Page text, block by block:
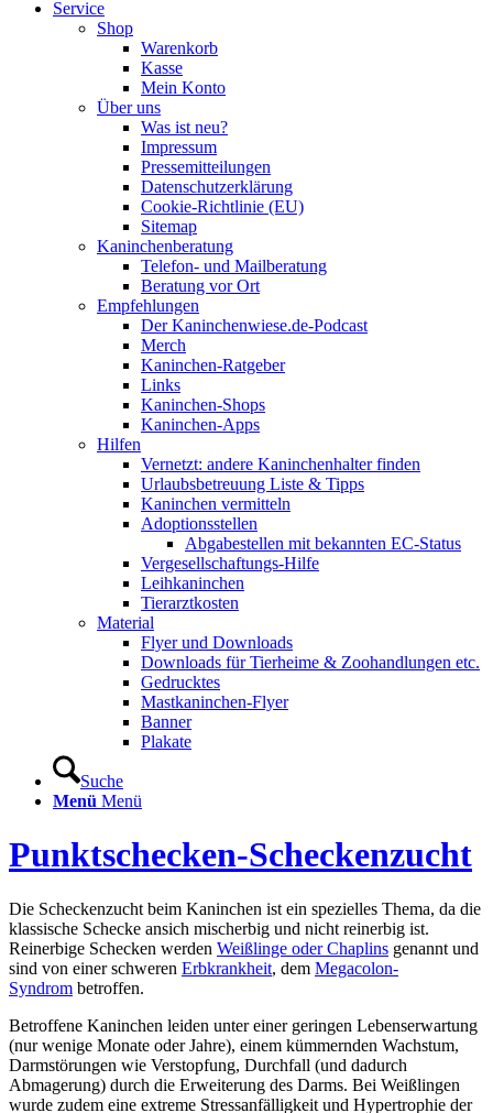
Service
Shop
Warenkorb
Kasse
Mein Konto
Über uns
Was ist neu?
Impressum
Pressemitteilungen
Datenschutzerklärung
Cookie-Richtlinie (EU)
Sitemap
Kaninchenberatung
Telefon- und Mailberatung
Beratung vor Ort
Empfehlungen
Der Kaninchenwiese.de-Podcast
Merch
Kaninchen-Ratgeber
Links
Kaninchen-Shops
Kaninchen-Apps
Hilfen
Vernetzt: andere Kaninchenhalter finden
Urlaubsbetreuung Liste & Tipps
Kaninchen vermitteln
Adoptionsstellen
Abgabestellen mit bekannten EC-Status
Vergesellschaftungs-Hilfe
Leihkaninchen
Tierarztkosten
Material
Flyer und Downloads
Downloads für Tierheime & Zoohandlungen etc.
Gedrucktes
Mastkaninchen-Flyer
Banner
Plakate
Suche
Menü Menü
Punktschecken-Scheckenzucht
Die Scheckenzucht beim Kaninchen ist ein spezielles Thema, da die
klassische Schecke ansich mischerbig und nicht reinerbig ist.
Reinerbige Schecken werden Weißlinge oder Chaplins genannt und
sind von einer schweren Erbkrankheit, dem Megacolon-
Syndrom betroffen.
Betroffene Kaninchen leiden unter einer geringen Lebenserwartung
(nur wenige Monate oder Jahre), einem kümmernden Wachstum,
Darmstörungen wie Verstopfung, Durchfall (und dadurch
Abmagerung) durch die Erweiterung des Darms. Bei Weißlingen
wurde zudem eine extreme Stressanfälligkeit und Hypertrophie der